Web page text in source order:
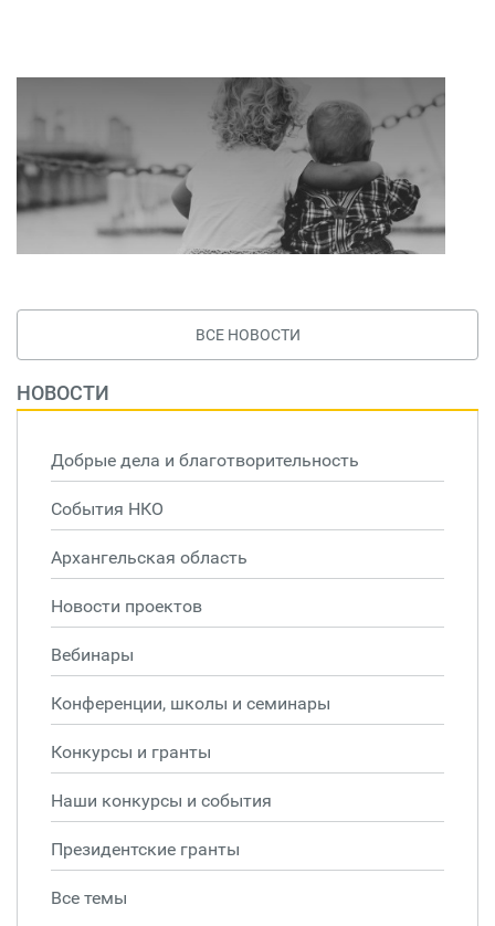
ВСЕ НОВОСТИ
НОВОСТИ
Добрые дела и благотворительность
События НКО
Архангельская область
Новости проектов
Вебинары
Конференции, школы и семинары
Конкурсы и гранты
Наши конкурсы и события
Президентские гранты
Все темы